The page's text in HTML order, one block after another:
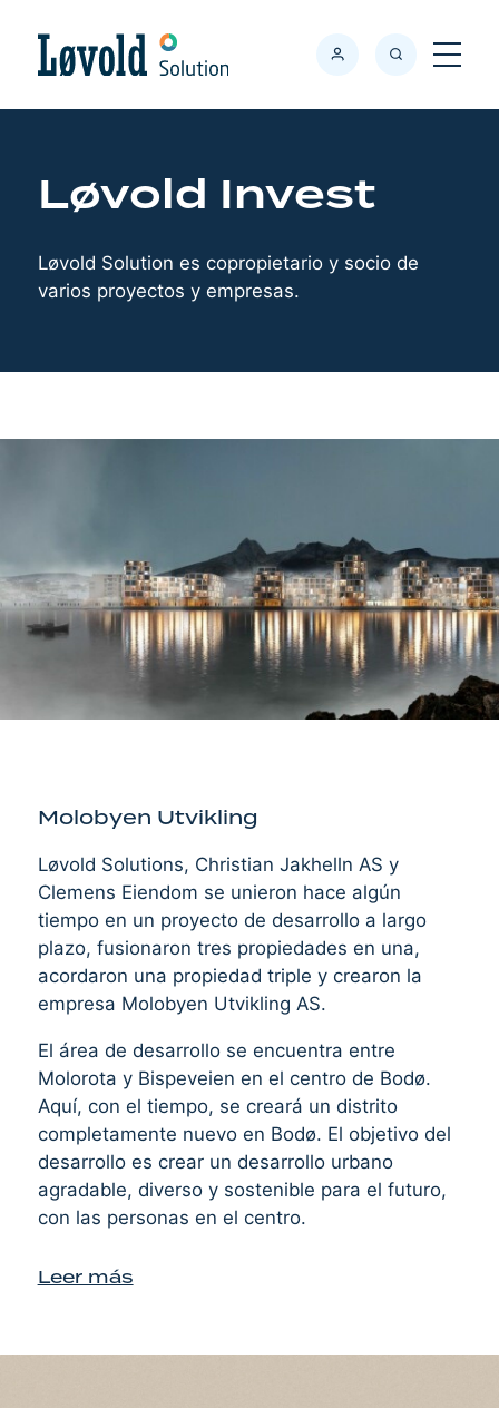
SøkMeny
Løvold Invest
Løvold Solution es copropietario y socio de
varios proyectos y empresas.
Molobyen Utvikling
Løvold Solutions, Christian Jakhelln AS y
Clemens Eiendom se unieron hace algún
tiempo en un proyecto de desarrollo a largo
plazo, fusionaron tres propiedades en una,
acordaron una propiedad triple y crearon la
empresa Molobyen Utvikling AS.
El área de desarrollo se encuentra entre
Molorota y Bispeveien en el centro de Bodø.
Aquí, con el tiempo, se creará un distrito
completamente nuevo en Bodø. El objetivo del
desarrollo es crear un desarrollo urbano
agradable, diverso y sostenible para el futuro,
con las personas en el centro.
Leer más